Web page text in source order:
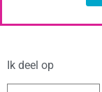
Ik deel op